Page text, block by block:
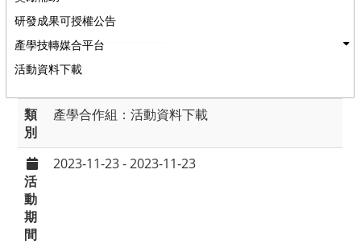
研發成果可授權公告
產學技轉媒合平台
活動資料下載
類
別
產學合作組：活動資料下載
活
動
期
間
2023-11-23 - 2023-11-23